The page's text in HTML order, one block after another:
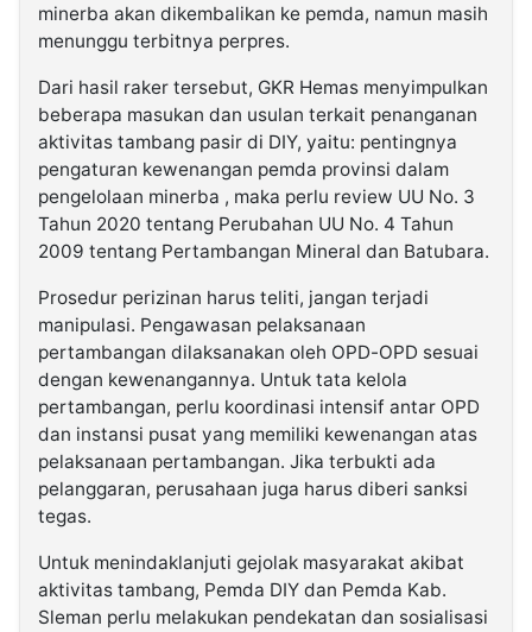
minerba akan dikembalikan ke pemda, namun masih
menunggu terbitnya perpres.
Dari hasil raker tersebut, GKR Hemas menyimpulkan
beberapa masukan dan usulan terkait penanganan
aktivitas tambang pasir di DIY, yaitu: pentingnya
pengaturan kewenangan pemda provinsi dalam
pengelolaan minerba , maka perlu review UU No. 3
Tahun 2020 tentang Perubahan UU No. 4 Tahun
2009 tentang Pertambangan Mineral dan Batubara.
Prosedur perizinan harus teliti, jangan terjadi
manipulasi. Pengawasan pelaksanaan
pertambangan dilaksanakan oleh OPD-OPD sesuai
dengan kewenangannya. Untuk tata kelola
pertambangan, perlu koordinasi intensif antar OPD
dan instansi pusat yang memiliki kewenangan atas
pelaksanaan pertambangan. Jika terbukti ada
pelanggaran, perusahaan juga harus diberi sanksi
tegas.
Untuk menindaklanjuti gejolak masyarakat akibat
aktivitas tambang, Pemda DIY dan Pemda Kab.
Sleman perlu melakukan pendekatan dan sosialisasi